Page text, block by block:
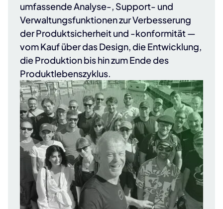
umfassende Analyse-, Support- und
Verwaltungsfunktionen zur Verbesserung
der Produktsicherheit und -konformität —
vom Kauf über das Design, die Entwicklung,
die Produktion bis hin zum Ende des
Produktlebenszyklus.